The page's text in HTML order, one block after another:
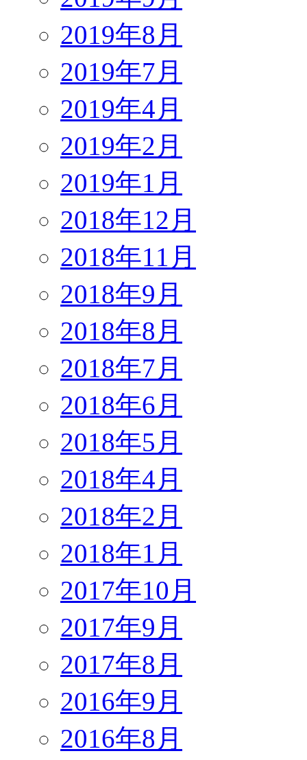
2019年8月
2019年7月
2019年4月
2019年2月
2019年1月
2018年12月
2018年11月
2018年9月
2018年8月
2018年7月
2018年6月
2018年5月
2018年4月
2018年2月
2018年1月
2017年10月
2017年9月
2017年8月
2016年9月
2016年8月